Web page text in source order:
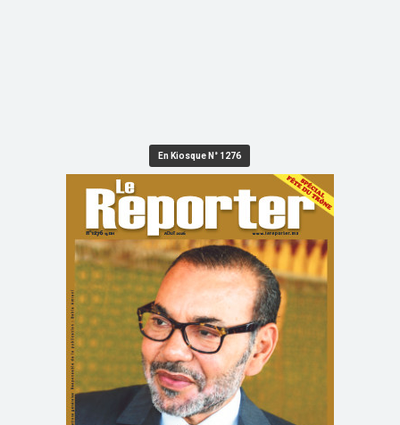
En Kiosque N° 1276